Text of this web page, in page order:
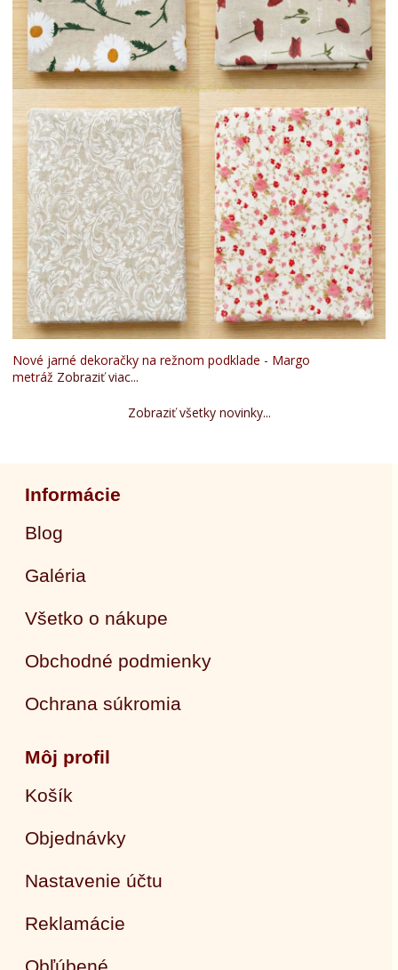
Nové jarné dekoračky na režnom podklade - Margo
metráž Zobraziť viac...
Zobraziť všetky novinky...
Informácie
Blog
Galéria
Všetko o nákupe
Obchodné podmienky
Ochrana súkromia
Môj profil
Košík
Objednávky
Nastavenie účtu
Reklamácie